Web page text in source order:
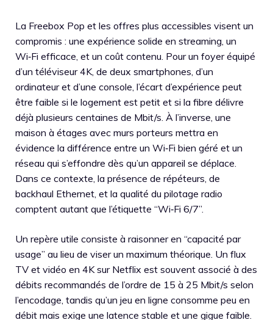
La Freebox Pop et les offres plus accessibles visent un
compromis : une expérience solide en streaming, un
Wi‑Fi efficace, et un coût contenu. Pour un foyer équipé
d’un téléviseur 4K, de deux smartphones, d’un
ordinateur et d’une console, l’écart d’expérience peut
être faible si le logement est petit et si la fibre délivre
déjà plusieurs centaines de Mbit/s. À l’inverse, une
maison à étages avec murs porteurs mettra en
évidence la différence entre un Wi‑Fi bien géré et un
réseau qui s’effondre dès qu’un appareil se déplace.
Dans ce contexte, la présence de répéteurs, de
backhaul Ethernet, et la qualité du pilotage radio
comptent autant que l’étiquette “Wi‑Fi 6/7”.
Un repère utile consiste à raisonner en “capacité par
usage” au lieu de viser un maximum théorique. Un flux
TV et vidéo en 4K sur Netflix est souvent associé à des
débits recommandés de l’ordre de 15 à 25 Mbit/s selon
l’encodage, tandis qu’un jeu en ligne consomme peu en
débit mais exige une latence stable et une gigue faible.